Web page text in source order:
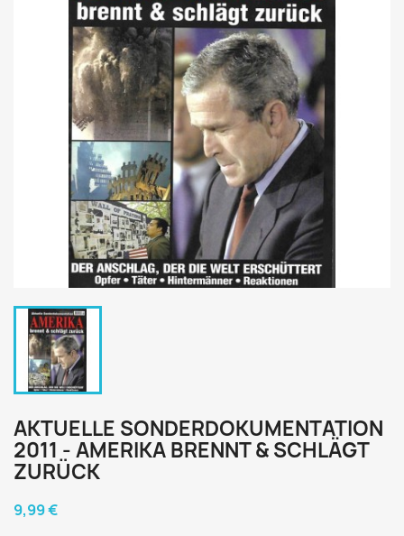
AKTUELLE SONDERDOKUMENTATION
2011 - AMERIKA BRENNT & SCHLÄGT
ZURÜCK
9,99 €